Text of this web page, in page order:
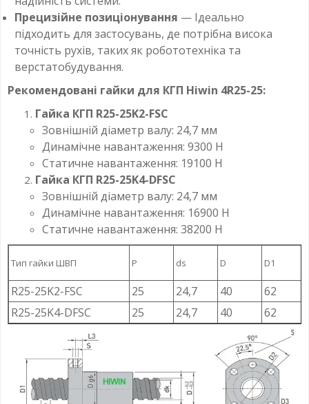
Прецизійне позиціонування — Ідеально
підходить для застосувань, де потрібна висока
точність рухів, таких як робототехніка та
верстатобудування.
Рекомендовані гайки для КГП Hiwin 4R25-25:
Гайка КГП R25-25K2-FSC
Зовнішній діаметр валу: 24,7 мм
Динамічне навантаження: 9300 Н
Статичне навантаження: 19100 Н
Гайка КГП R25-25K4-DFSC
Зовнішній діаметр валу: 24,7 мм
Динамічне навантаження: 16900 Н
Статичне навантаження: 38200 Н
Тип гайки ШВП P ds D D1
R25-25K2-FSC 25 24,7 40 62
R25-25K4-DFSC
25 24,7 40 62